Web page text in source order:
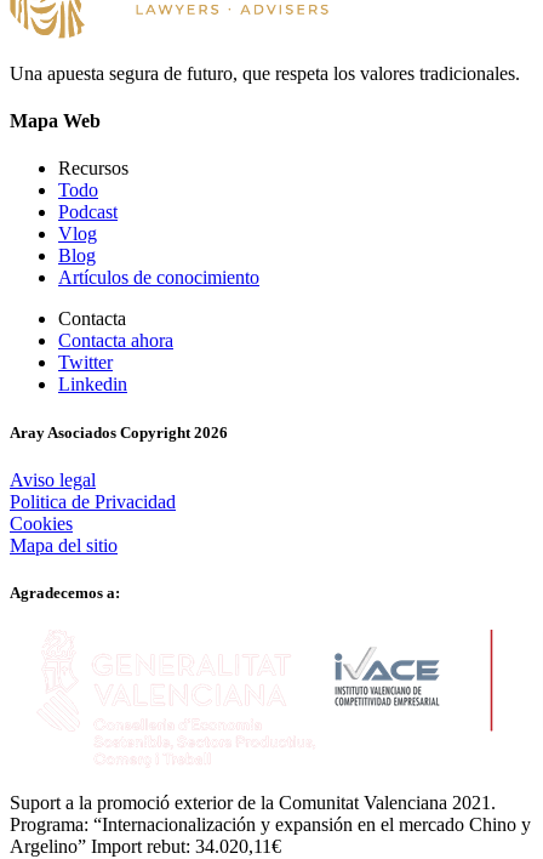
Una apuesta segura de futuro, que respeta los valores tradicionales.
Mapa Web
Recursos
Todo
Podcast
Vlog
Blog
Artículos de conocimiento
Contacta
Contacta ahora
Twitter
Linkedin
Aray Asociados Copyright 2026
Aviso legal
Politica de Privacidad
Cookies
Mapa del sitio
Agradecemos a:
Suport a la promoció exterior de la Comunitat Valenciana 2021.
Programa: “Internacionalización y expansión en el mercado Chino y
Argelino” Import rebut: 34.020,11€